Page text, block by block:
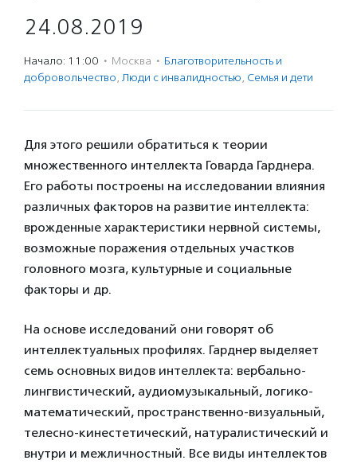
24.08.2019
Начало: 11:00 · Москва · Благотвори­тель­ность и
доброволь­чест­во, Люди с инвалидностью, Семья и дети
Для этого решили обратиться к теории
множественного интеллекта Говарда Гарднера.
Его работы построены на исследовании влияния
различных факторов на развитие интеллекта:
врожденные характеристики нервной системы,
возможные поражения отдельных участков
головного мозга, культурные и социальные
факторы и др.
На основе исследований они говорят об
интеллектуальных профилях. Гарднер выделяет
семь основных видов интеллекта: вербально-
лингвистический, аудиомузыкальный, логико-
математический, пространственно-визуальный,
телесно-кинестетический, натуралистический и
внутри и межличностный. Все виды интеллектов